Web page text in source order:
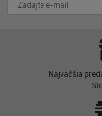
Najvačšia